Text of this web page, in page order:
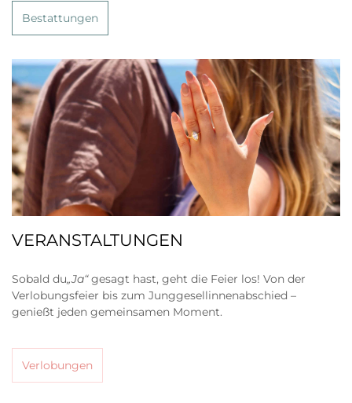
Bestattungen
VERANSTALTUNGEN
Sobald du„Ja“gesagt hast, geht die Feier los! Von der
Verlobungsfeier bis zum Junggesellinnenabschied –
genießt jeden gemeinsamen Moment.
Verlobungen